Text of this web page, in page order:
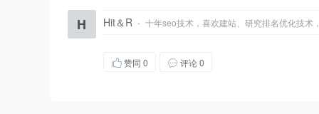
H Hit＆R · 十年seo技术，喜欢建站、研究排名优化技术
赞同 0 评论 0